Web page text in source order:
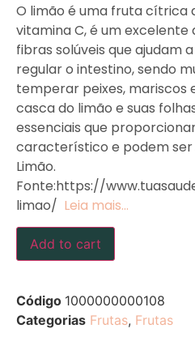
O limão é uma fruta cítrica
vitamina C, é um
fibras solúveis que ajudam
regular o intestino, sendo
temperar peixes, mariscos
casca do limão e suas
essenciais que
característico e podem ser
Limão.
Fonte:https://
limao/ Leia mais…
Add to cart
Código 1000000000108
Categorias Frutas, Frutas